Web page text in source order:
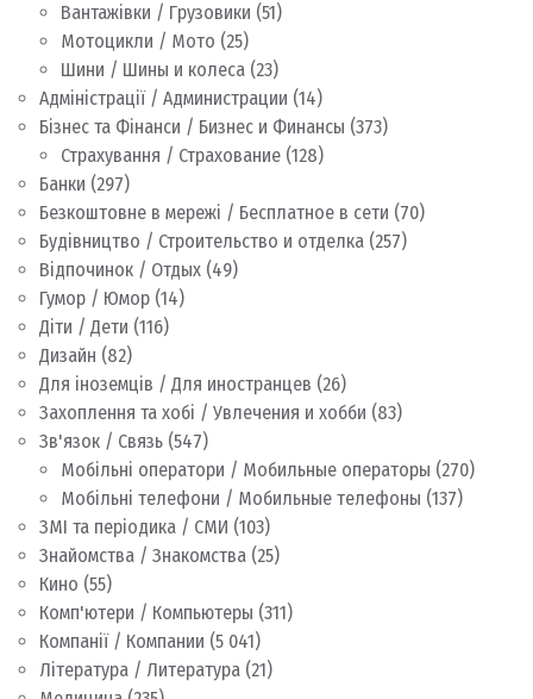
Вантажівки / Грузовики (51)
Мотоцикли / Мото (25)
Шини / Шины и колеса (23)
Адміністрації / Администрации (14)
Бізнес та Фінанси / Бизнес и Финансы (373)
Страхування / Страхование (128)
Банки (297)
Безкоштовне в мережі / Бесплатное в сети (70)
Будівництво / Строительство и отделка (257)
Відпочинок / Отдых (49)
Гумор / Юмор (14)
Діти / Дети (116)
Дизайн (82)
Для іноземців / Для иностранцев (26)
Захоплення та хобі / Увлечения и хобби (83)
Зв'язок / Связь (547)
Мобільні оператори / Мобильные операторы (270)
Мобільні телефони / Мобильные телефоны (137)
ЗМІ та періодика / СМИ (103)
Знайомства / Знакомства (25)
Кино (55)
Комп'ютери / Компьютеры (311)
Компанії / Компании (5 041)
Література / Литература (21)